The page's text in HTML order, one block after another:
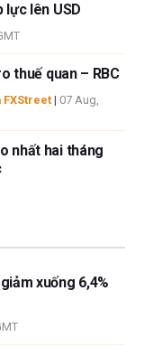
lực lên USD
thuế quan – RBC
FXStreet | 07 Aug,
nhất hai tháng
xuống 6,4%